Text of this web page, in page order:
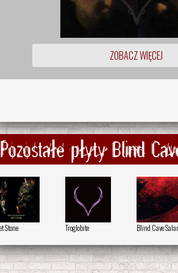
ZOBACZ WIĘCEJ
Pozostałe płyty Blind
Stone Troglobite Blind Cave